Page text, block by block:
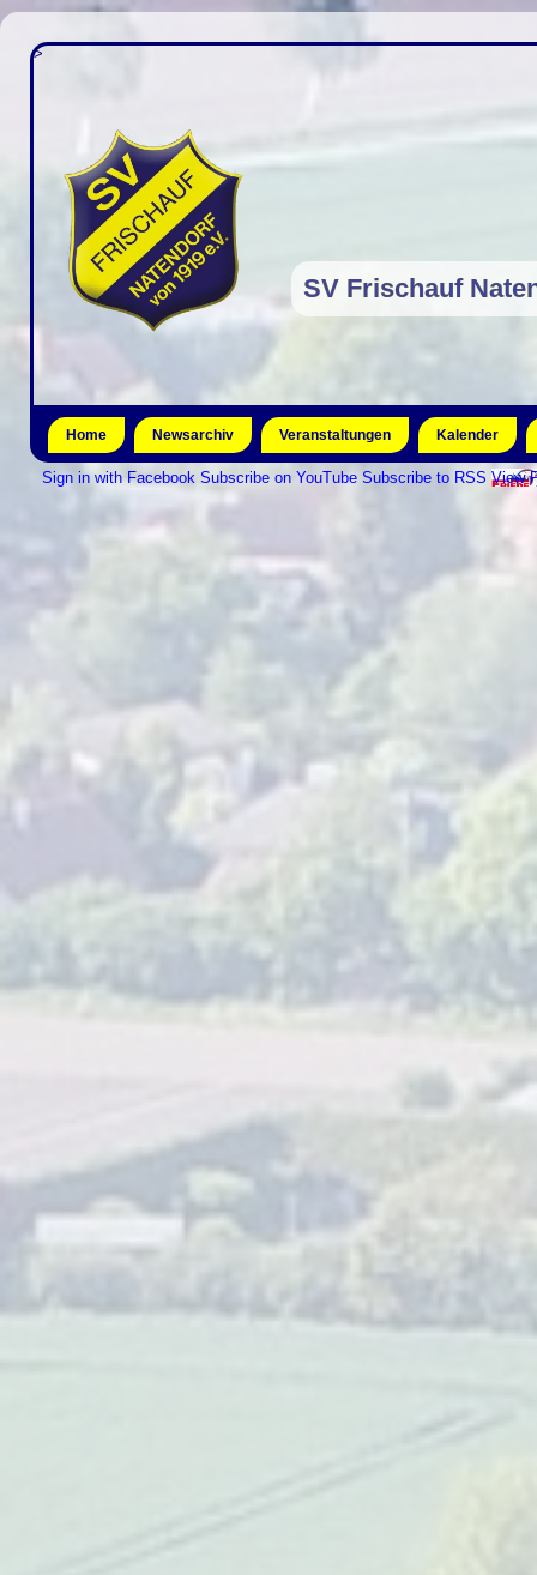
>
SV Frischauf
Home Newsarchiv Veranstaltungen Kalender
Sign in with Facebook Subscribe on YouTube Subscribe to RSS View